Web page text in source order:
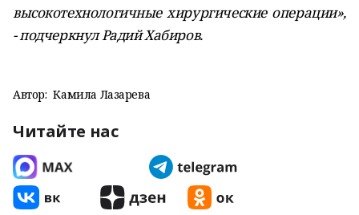
высокотехнологичные хирургические операции»,
- подчеркнул Радий Хабиров.
Автор: Камила Лазарева
Читайте нас